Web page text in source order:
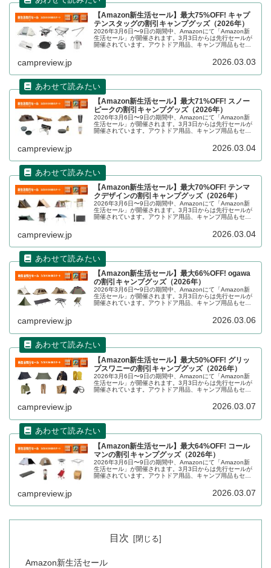
【Amazon新生活セール】最大75%OFF! キャプ
テンスタッグの割引キャンプグッズ（2026年）
2026年3月6日〜9日の期間中、Amazonにて「Amazon新
生活セール」が開催されます。3月3日からは先行セールが
開催されています。アウトドア用品、キャンプ用品もセー
ッグ）のキャンプグッズもお得に購入できます。詳細をレ
campreview.jp 2026.03.03
【Amazon新生活セール】最大71%OFF! スノー
ピークの割引キャンプグッズ（2026年）
2026年3月6日〜9日の期間中、Amazonにて「Amazon新
生活セール」が開催されます。3月3日からは先行セールが
開催されています。アウトドア用品、キャンプ用品もセー
ャンプグッズもお得に購入できます。詳細をレビューしま
campreview.jp 2026.03.04
【Amazon新生活セール】最大70%OFF! テンマ
クデザインの割引キャンプグッズ（2026年）
2026年3月6日〜9日の期間中、Amazonにて「Amazon新
生活セール」が開催されます。3月3日からは先行セールが
開催されています。アウトドア用品、キャンプ用品もセー
campreview.jp 2026.03.04
【Amazon新生活セール】最大66%OFF! ogawa
の割引キャンプグッズ（2026年）
2026年3月6日〜9日の期間中、Amazonにて「Amazon新
生活セール」が開催されます。3月3日からは先行セールが
開催されています。アウトドア用品、キャンプ用品もセー
ズもお得に購入できます。詳細をレビューします。
campreview.jp 2026.03.06
【Amazon新生活セール】最大50%OFF! グリッ
プスワニーの割引キャンプグッズ（2026年）
2026年3月6日〜9日の期間中、Amazonにて「Amazon新
生活セール」が開催されます。3月3日からは先行セールが
開催されています。アウトドア用品、キャンプ用品もセー
campreview.jp 2026.03.07
【Amazon新生活セール】最大64%OFF! コール
マンの割引キャンプグッズ（2026年）
2026年3月6日〜9日の期間中、Amazonにて「Amazon新
生活セール」が開催されます。3月3日からは先行セールが
開催されています。アウトドア用品、キャンプ用品もセー
プグッズもお得に購入できます。詳細をレビューします。
campreview.jp 2026.03.07
目次
Amazon新生活セール